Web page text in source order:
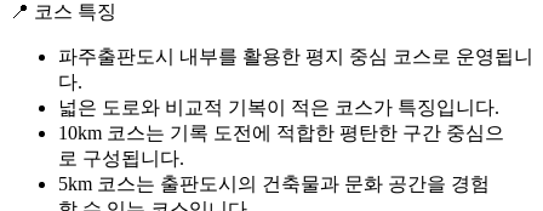
📍 코스 특징
파주출판도시 내부를 활용한 평지 중심 코스로 운영됩니
다.
넓은 도로와 비교적 기복이 적은 코스가 특징입니다.
10km 코스는 기록 도전에 적합한 평탄한 구간 중심으
로 구성됩니다.
5km 코스는 출판도시의 건축물과 문화 공간을 경험